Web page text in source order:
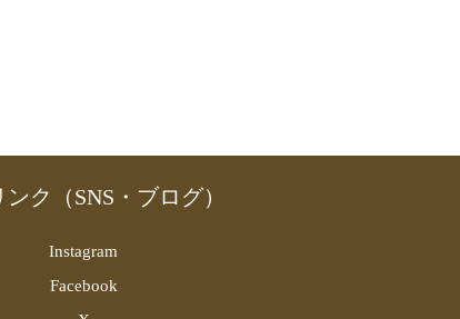
ク（SNS・ブログ）
Instagram
Facebook